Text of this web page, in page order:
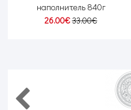
наполнитель 840г
26.00€33.00€